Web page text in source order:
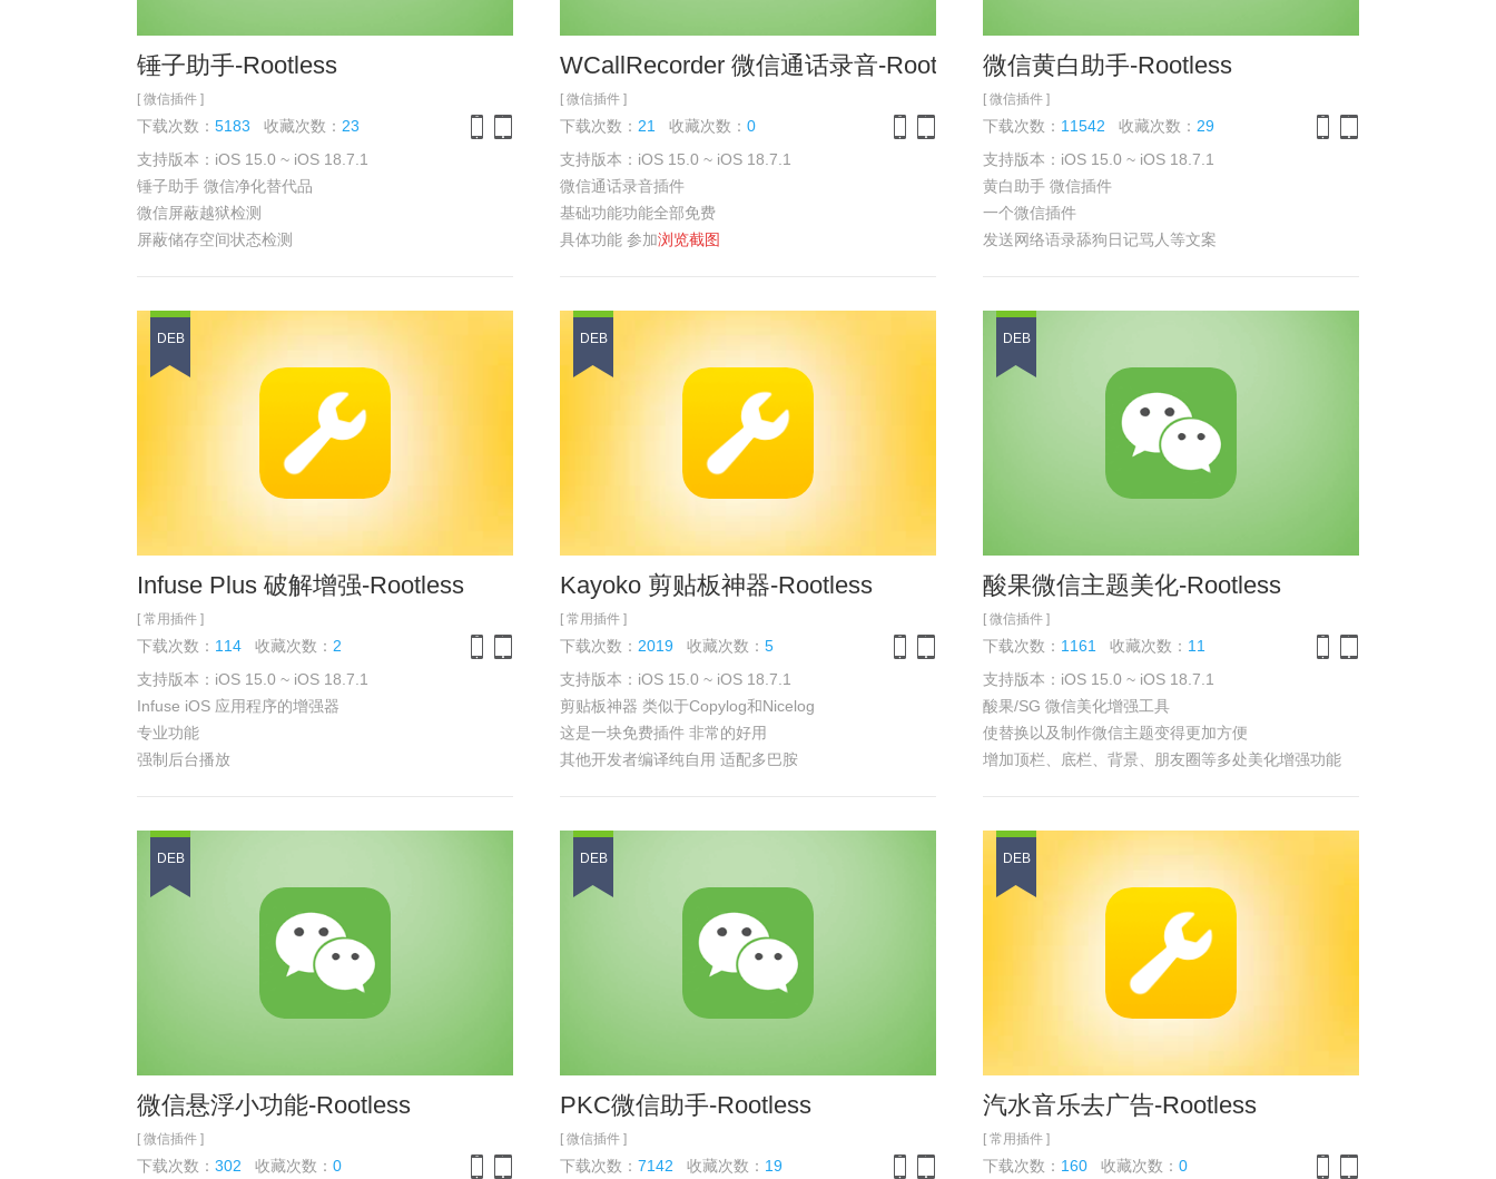
锤子助手-Rootless
[ 微信插件 ]
下载次数： 5183 收藏次数： 23
支持版本：iOS 15.0 ~ iOS 18.7.1
锤子助手 微信净化替代品
微信屏蔽越狱检测
屏蔽储存空间状态检测
新增春节特供，微信抢红包
注意:并不代表能有多快
主要是超强的后台模式
需要多快的你也可以配合其他红包插件使用
微信 我 设置里面
浏览截图
WCallRecorder 微信通话录音-Rootless
[ 微信插件 ]
下载次数： 21 收藏次数：0
支持版本：iOS 15.0 ~ iOS 18.7.1
微信通话录音插件
基础功能功能全部免费
具体功能 参加浏览截图
微信黄白助手-Rootless
[ 微信插件 ]
下载次数： 11542 收藏次数： 29
支持版本：iOS 15.0 ~ iOS 18.7.1
黄白助手 微信插件
一个微信插件
发送网络语录舔狗日记骂人等文案
百变小尾巴 实时尾巴时间等功能
具体功能 参见
DEB
Infuse Plus 破解增强-Rootless
[ 常用插件 ]
下载次数： 114 收藏次数： 2
支持版本：iOS 15.0 ~ iOS 18.7.1
Infuse iOS 应用程序的增强器
专业功能
强制后台播放
自定义双击可跳过时间
播放设置菜单中的播放速度
播放设置菜单中的音量增强
在通知中心自定义海报和名称
您可以在“设置”选项卡中找到 Infuse Plus 首选项
浏览截图
DEB
Kayoko 剪贴板神器-Rootless
[ 常用插件 ]
下载次数： 2019 收藏次数：5
支持版本：iOS 15.0 ~ iOS 18.7.1
剪贴板神器 类似于Copylog和Nicelog
这是一块免费插件 非常的好用
其他开发者编译纯自用 适配多巴胺
DEB
酸果微信主题美化-Rootless
[ 微信插件 ]
下载次数： 1161 收藏次数： 11
支持版本：iOS 15.0 ~ iOS 18.7.1
酸果/SG 微信美化增强工具
使替换以及制作微信主题变得更加方便
增加顶栏、底栏、背景、朋友圈等多处美化增强功能
DEB
微信悬浮小功能-Rootless
[ 微信插件 ]
下载次数： 302 收藏次数：0
DEB
PKC微信助手-Rootless
[ 微信插件 ]
下载次数： 7142 收藏次数： 19
DEB
汽水音乐去广告-Rootless
[ 常用插件 ]
下载次数： 160 收藏次数：0